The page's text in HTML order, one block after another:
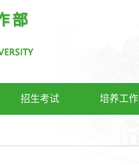
招生考试 培养工作